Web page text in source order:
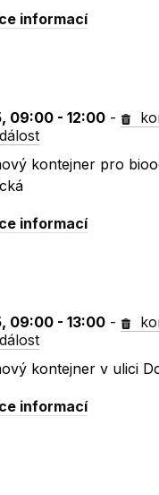
informací
09:00 - 12:00 -
kontejner pro
informací
09:00 - 13:00 -
kontejner v ulici
informací